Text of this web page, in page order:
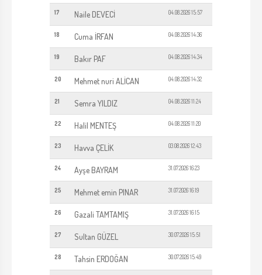
17 Naile DEVECİ 04.08.2026 15:57
18 Cuma İRFAN 04.08.2026 14:36
19 Bakır PAF 04.08.2026 14:34
20 Mehmet nuri ALİCAN 04.08.2026 14:32
21 Semra YILDIZ 04.08.2026 11:24
22 Halil MENTEŞ 04.08.2026 11:20
23 Havva ÇELİK 03.08.2026 12:43
24 Ayşe BAYRAM 31.07.2026 16:23
25 Mehmet emin PINAR 31.07.2026 16:19
26 Gazali TAMTAMIŞ 31.07.2026 16:15
27 Sultan GÜZEL 30.07.2026 15:51
28 Tahsin ERDOĞAN 30.07.2026 15:49